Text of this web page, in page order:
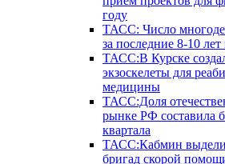
году
ТАСС: Число
за последние 8-10
ТАСС:В Курске
экзоскелеты для
медицины
ТАСС:Доля
рынке РФ составила
квартала
ТАСС:Кабмин
бригад скорой